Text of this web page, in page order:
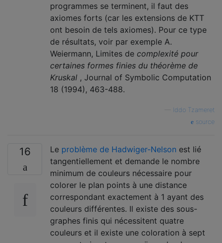
programmes se terminent, il faut des
axiomes forts (car les extensions de KTT
ont besoin de tels axiomes). Pour ce type
de résultats, voir par exemple A.
Weiermann, Limites de complexité pour
certaines formes finies du théorème de
Kruskal , Journal of Symbolic Computation
18 (1994), 463-488.
Iddo Tzameret
source
16 Le problème de Hadwiger-Nelson est lié
tangentiellement et demande le nombre
minimum de couleurs nécessaire pour
colorer le plan points à une distance
correspondant exactement à 1 ayant des
couleurs différentes. Il existe des sous-
graphes finis qui nécessitent quatre
couleurs et il existe une coloration à sept